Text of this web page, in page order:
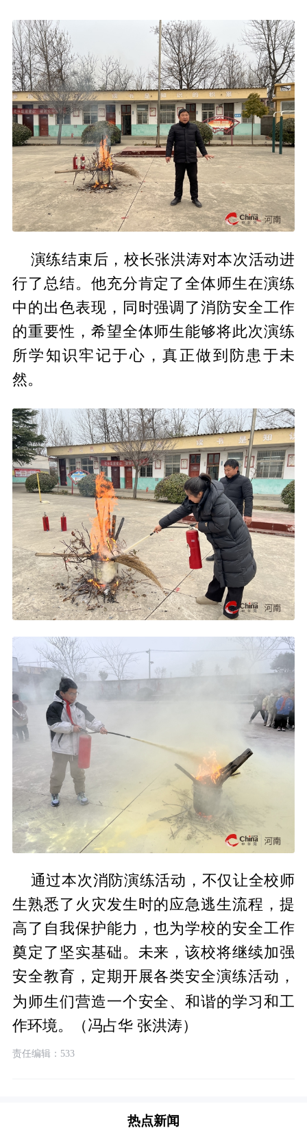
演练结束后，校长张洪涛对本次活动进
行了总结。他充分肯定了全体师生在演练
中的出色表现，同时强调了消防安全工作
的重要性，希望全体师生能够将此次演练
所学知识牢记于心，真正做到防患于未
然。
通过本次消防演练活动，不仅让全校师
生熟悉了火灾发生时的应急逃生流程，提
高了自我保护能力，也为学校的安全工作
奠定了坚实基础。未来，该校将继续加强
安全教育，定期开展各类安全演练活动，
为师生们营造一个安全、和谐的学习和工
作环境。（冯占华 张洪涛）
责任编辑：533
热点新闻